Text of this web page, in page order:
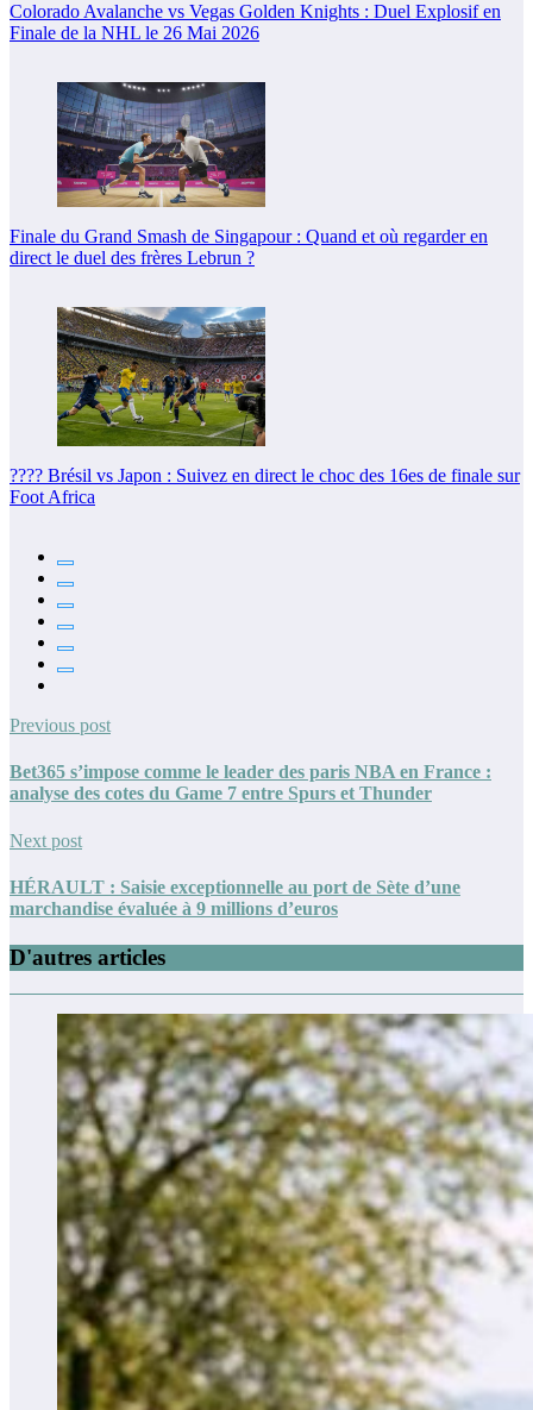
Colorado Avalanche vs Vegas Golden Knights : Duel Explosif en
Finale de la NHL le 26 Mai 2026
Finale du Grand Smash de Singapour : Quand et où regarder en
direct le duel des frères Lebrun ?
???? Brésil vs Japon : Suivez en direct le choc des 16es de finale sur
Foot Africa
Previous post
Bet365 s’impose comme le leader des paris NBA en France :
analyse des cotes du Game 7 entre Spurs et Thunder
Next post
HÉRAULT : Saisie exceptionnelle au port de Sète d’une
marchandise évaluée à 9 millions d’euros
D'autres articles